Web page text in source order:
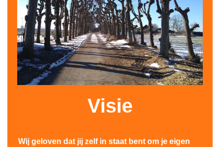
Visie
Wij geloven dat jij zelf in staat bent om je eigen